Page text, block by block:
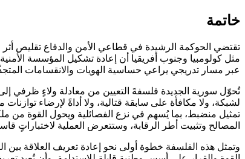
خاتمة
تقتضي الحوكمة الرشيدة في قطاعي الأمن والدفاع تقليص أثر
مثل كولومبيا وجنوب أفريقيا أن إعادة تشكيل المؤسسة
عبر مسار تدريجي يراعي حساسية الهويات والانقسامات
تُحوّل سورية الجديدة فلسفةَ التعيين من معادلة ولاءٍ ظرفي
لشبكة، ولا مكافأة على سابقة قتالية، ولا أداةً لإرضاء
تمثيل منضبط، بما يُسهم في نزع الفصائلية ويحول القوة من
المصالح وتثبيت أطر الرقابة، وستتعرض العملية لاختباراتٍ
وتمثل هذه الفلسفة خطوة أولى نحو إعادة تعريف العلاقة بين